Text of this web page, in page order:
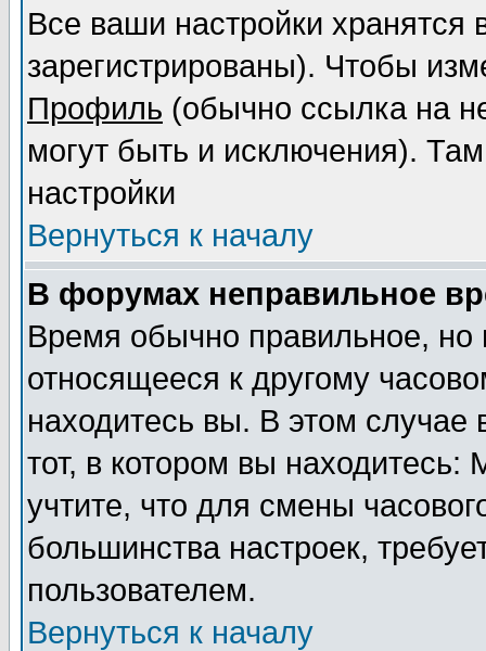
Все ваши настройки
зарегистрированы). Чтобы
Профиль (обычно ссылка на
могут быть и исключения).
настройки
Вернуться к началу
В форумах неправильное
Время обычно правильное,
относящееся к другому
находитесь вы. В этом
тот, в котором вы
учтите, что для смены
большинства настроек,
пользователем.
Вернуться к началу